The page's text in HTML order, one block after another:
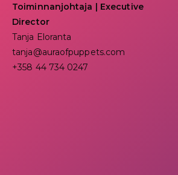
Toiminnanjohtaja | Executive
Director
Tanja Eloranta
tanja@auraofpuppets.com
+358 44 734 0247